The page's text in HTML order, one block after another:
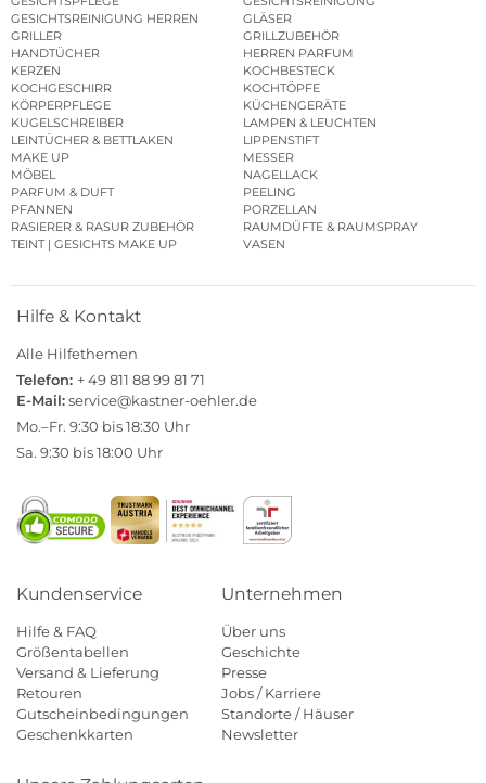
GESICHTSREINIGUNG HERREN
GLÄSER
GRILLER
GRILLZUBEHÖR
HANDTÜCHER
HERREN PARFUM
KERZEN
KOCHBESTECK
KOCHGESCHIRR
KOCHTÖPFE
KÖRPERPFLEGE
KÜCHENGERÄTE
KUGELSCHREIBER
LAMPEN & LEUCHTEN
LEINTÜCHER & BETTLAKEN
LIPPENSTIFT
MAKE UP
MESSER
MÖBEL
NAGELLACK
PARFUM & DUFT
PEELING
PFANNEN
PORZELLAN
RASIERER & RASUR ZUBEHÖR
RAUMDÜFTE & RAUMSPRAY
TEINT | GESICHTS MAKE UP
VASEN
Hilfe & Kontakt
Alle Hilfethemen
Telefon: + 49 811 88 99 81 71
E-Mail:service@kastner-oehler.de
Mo.–Fr. 9:30 bis 18:30 Uhr
Sa. 9:30 bis 18:00 Uhr
Kundenservice
Hilfe & FAQ
Größentabellen
Versand & Lieferung
Retouren
Gutscheinbedingungen
Geschenkkarten
Unternehmen
Über uns
Geschichte
Presse
Jobs / Karriere
Standorte / Häuser
Newsletter